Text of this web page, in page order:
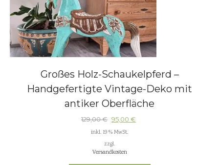
Großes Holz-Schaukelpferd –
Handgefertigte Vintage-Deko mit
antiker Oberfläche
129,00€ 95,00 €
inkl. 19 % MwSt.
zzgl.
Versandkosten